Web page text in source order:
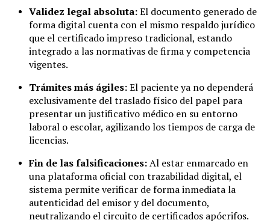
Validez legal absoluta:El documento generado de
forma digital cuenta con el mismo respaldo jurídico
que el certificado impreso tradicional, estando
integrado a las normativas de firma y competencia
vigentes.
Trámites más ágiles:El paciente ya no dependerá
exclusivamente del traslado físico del papel para
presentar un justificativo médico en su entorno
laboral o escolar, agilizando los tiempos de carga de
licencias.
Fin de las falsificaciones:Al estar enmarcado en
una plataforma oficial con trazabilidad digital, el
sistema permite verificar de forma inmediata la
autenticidad del emisor y del documento,
neutralizando el circuito de certificados apócrifos.